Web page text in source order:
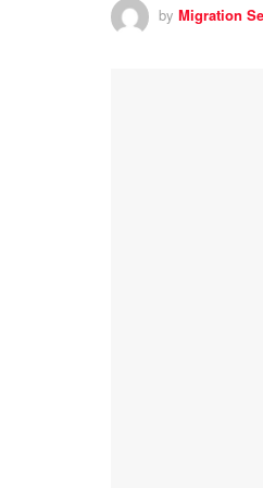
by Migration